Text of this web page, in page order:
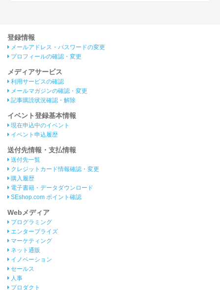
登録情報
メールアドレス・パスワードの変更
プロフィールの確認・変更
メディアサービス
利用サービスの確認
メールマガジンの確認・変更
記事購読状況確認・解除
イベント登録基本情報
現在申込中のイベント
イベント申込履歴
送付先情報・支払情報
送付先一覧
クレジットカード情報確認・変更
購入履歴
電子書籍・データダウンロード
SEshop.com ポイント確認
Webメディア
プログラミング
エンタープライズ
マーケティング
ネット通販
イノベーション
セールス
人事
プロダクト